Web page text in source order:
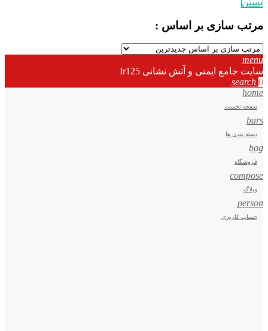
بستن
مرتب سازی بر اساس :
menu
سایت جامع ایمنی و آتش نشانی Ir125
search 0
home
صفحه نخست
bars
دسته بندی ها
bag
فروشگاه
compose
وبلاگ
person
حساب کاربری